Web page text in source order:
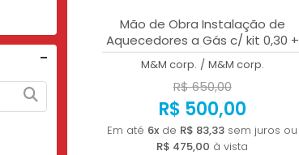
Mão de Obra Instalação de
Aquecedores a Gás c/ kit 0,30 +
3mts de duto
M&M corp. / M&M corp.
R$ 650,00
R$ 500,00
Em até 6x de R$ 83,33 sem juros ou
R$ 475,00 à vista